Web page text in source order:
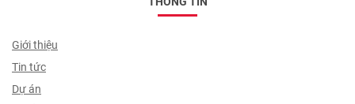
Giới thiệu
Tin tức
Dự án